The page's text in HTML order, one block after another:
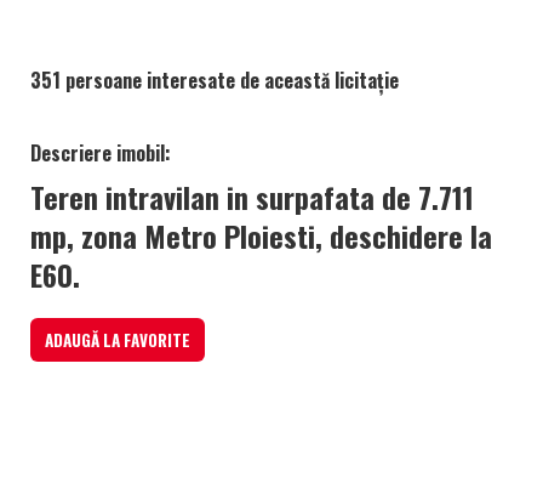
351 persoane interesate de această licitație
Descriere imobil:
Teren intravilan in surpafata de 7.711
mp, zona Metro Ploiesti, deschidere la
E60.
ADAUGĂ LA FAVORITE